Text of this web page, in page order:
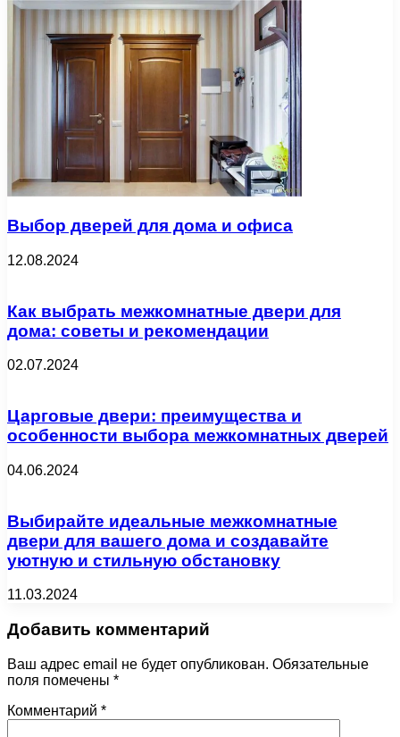
Выбор дверей для дома и офиса
12.08.2024
Как выбрать межкомнатные двери для
дома: советы и рекомендации
02.07.2024
Царговые двери: преимущества и
особенности выбора межкомнатных дверей
04.06.2024
Выбирайте идеальные межкомнатные
двери для вашего дома и создавайте
уютную и стильную обстановку
11.03.2024
Добавить комментарий
Ваш адрес email не будет опубликован. Обязательные
поля помечены *
Комментарий *